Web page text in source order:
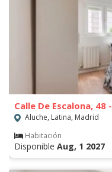
Calle De Escalona, 48
Aluche, Latina, Madrid
Habitación
Disponible Aug, 1 2027